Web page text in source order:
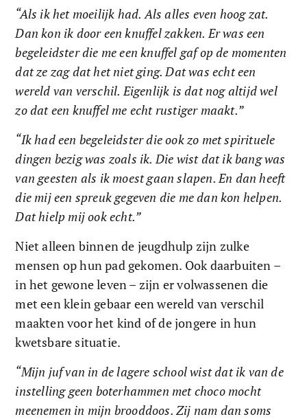
“Als ik het moeilijk had. Als alles even hoog zat.
Dan kon ik door een knuffel zakken. Er was een
begeleidster die me een knuffel gaf op de momenten
dat ze zag dat het niet ging. Dat was echt een
wereld van verschil. Eigenlijk is dat nog altijd wel
zo dat een knuffel me echt rustiger maakt.”
“Ik had een begeleidster die ook zo met spirituele
dingen bezig was zoals ik. Die wist dat ik bang was
van geesten als ik moest gaan slapen. En dan heeft
die mij een spreuk gegeven die me dan kon helpen.
Dat hielp mij ook echt.”
Niet alleen binnen de jeugdhulp zijn zulke
mensen op hun pad gekomen. Ook daarbuiten –
in het gewone leven – zijn er volwassenen die
met een klein gebaar een wereld van verschil
maakten voor het kind of de jongere in hun
kwetsbare situatie.
“Mijn juf van in de lagere school wist dat ik van de
instelling geen boterhammen met choco mocht
meenemen in mijn brooddoos. Zij nam dan soms